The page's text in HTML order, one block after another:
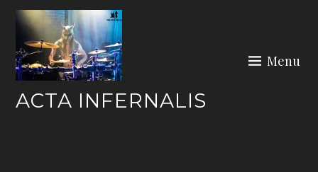
Skip
content
ACTA INFERNALIS
Menu